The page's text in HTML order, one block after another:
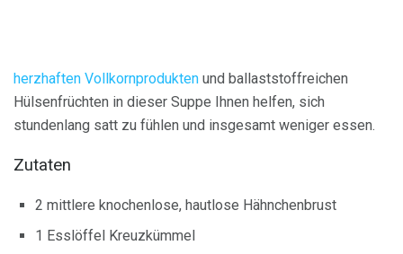
herzhaften Vollkornprodukten und ballaststoffreichen
Hülsenfrüchten in dieser Suppe Ihnen helfen, sich
stundenlang satt zu fühlen und insgesamt weniger essen.
Zutaten
2 mittlere knochenlose, hautlose Hähnchenbrust
1 Esslöffel Kreuzkümmel